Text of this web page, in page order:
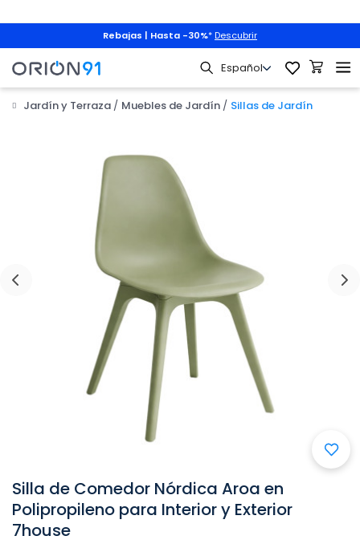
Rebajas | Hasta -30%* Descubrir
Jardín y Terraza Muebles de Jardín Sillas de Jardín
Silla de Comedor Nórdica Aroa en
Polipropileno para Interior y Exterior
7house